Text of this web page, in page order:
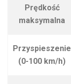
Prędkość
maksymalna
Przyspieszenie
(0-100 km/h)